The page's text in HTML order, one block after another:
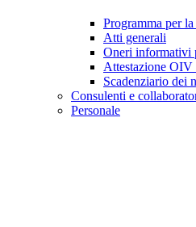
Programma per
Atti generali
Oneri informativi
Attestazione OIV
Scadenziario dei
Consulenti e
Personale